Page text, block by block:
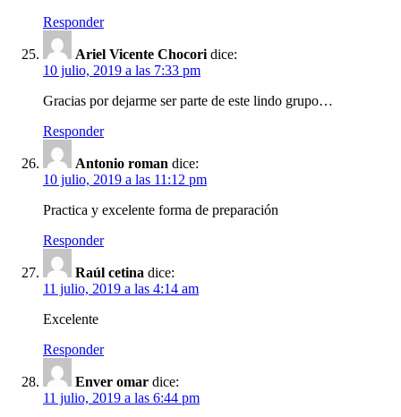
Responder
Ariel Vicente Chocori dice:
10 julio, 2019 a las 7:33 pm
Gracias por dejarme ser parte de este lindo grupo…
Responder
Antonio roman dice:
10 julio, 2019 a las 11:12 pm
Practica y excelente forma de preparación
Responder
Raúl cetina dice:
11 julio, 2019 a las 4:14 am
Excelente
Responder
Enver omar dice:
11 julio, 2019 a las 6:44 pm